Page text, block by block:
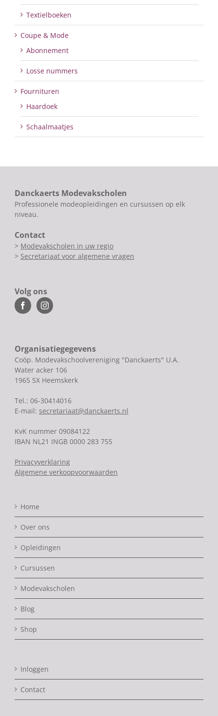
Textielboeken
Coupe & Mode
Abonnement
Losse nummers
Fournituren
Haardoek
Schaalmaatjes
Danckaerts Modevakscholen
Professionele modeopleidingen en cursussen op elk
niveau.
Contact
> Modevakscholen in uw regio
> Secretariaat voor algemene vragen
Volg ons
Organisatiegegevens
Coöp. Modevakschoolvereniging "Danckaerts" U.A.
Water acker 106
1965 SX Heemskerk
Tel.: 06-30414016
E-mail: secretariaat@danckaerts.nl
KvK nummer 09084122
IBAN NL21 INGB 0000 283 755
Privacyverklaring
Algemene verkoopvoorwaarden
Home
Over ons
Opleidingen
Cursussen
Modevakscholen
Blog
Shop
Inloggen
Contact